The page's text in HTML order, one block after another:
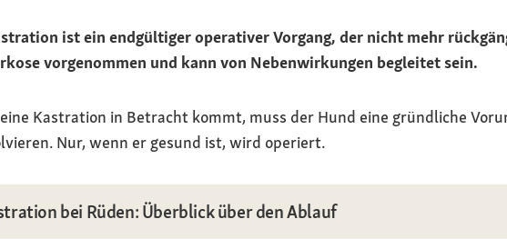
ist ein endgültiger operativer Vorgang, der nicht mehr
vorgenommen und kann von Nebenwirkungen begleitet sein.
Kastration in Betracht kommt, muss der Hund eine gründliche
Nur, wenn er gesund ist, wird operiert.
bei Rüden: Überblick über den Ablauf